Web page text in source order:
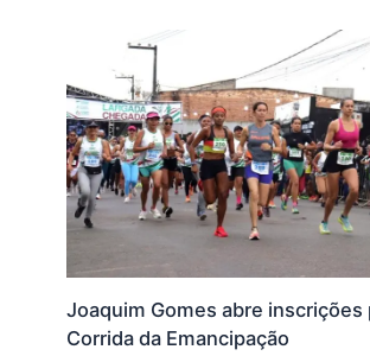
Joaquim Gomes abre inscrições
Corrida da Emancipação